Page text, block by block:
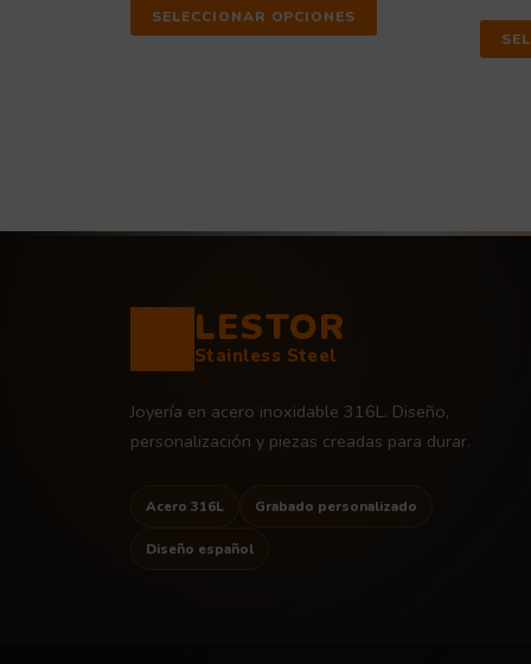
SELECCIONAR OPCIONES
LESTOR
Stainless Steel
Joyería en acero inoxidable 316L. Diseño,
personalización y piezas creadas para durar.
Acero 316L Grabado personalizado
Diseño español